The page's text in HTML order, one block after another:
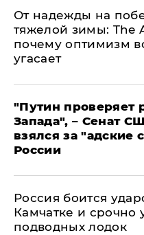
От надежды на
тяжелой зимы: The
почему оптимизм
угасает
"Путин проверяет
Запада", – Сенат
взялся за "адские
России
Россия боится
Камчатке и срочно
подводных лодок